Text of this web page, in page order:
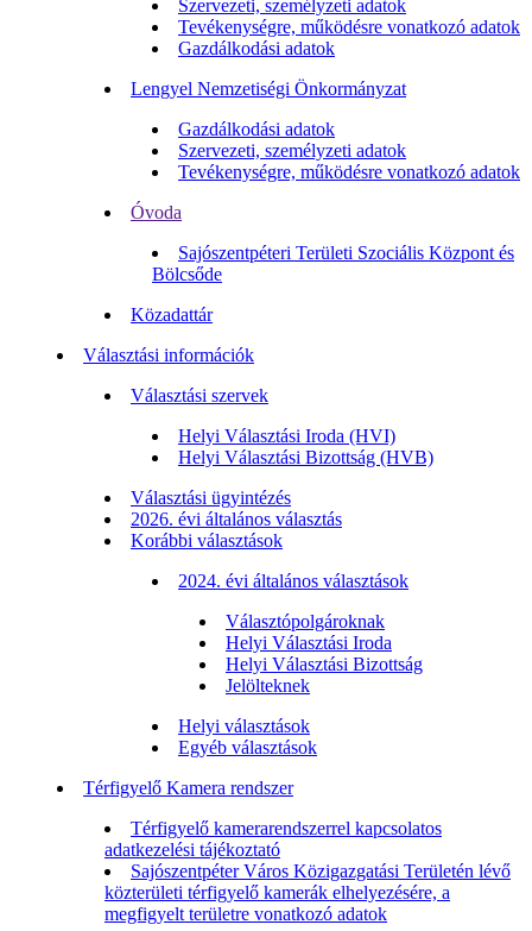
Szervezeti, személyzeti adatok
Tevékenységre, működésre vonatkozó adatok
Gazdálkodási adatok
Lengyel Nemzetiségi Önkormányzat
Gazdálkodási adatok
Szervezeti, személyzeti adatok
Tevékenységre, működésre vonatkozó adatok
Óvoda
Sajószentpéteri Területi Szociális Központ és
Bölcsőde
Közadattár
Választási információk
Választási szervek
Helyi Választási Iroda (HVI)
Helyi Választási Bizottság (HVB)
Választási ügyintézés
2026. évi általános választás
Korábbi választások
2024. évi általános választások
Választópolgároknak
Helyi Választási Iroda
Helyi Választási Bizottság
Jelölteknek
Helyi választások
Egyéb választások
Térfigyelő Kamera rendszer
Térfigyelő kamerarendszerrel kapcsolatos
adatkezelési tájékoztató
Sajószentpéter Város Közigazgatási Területén lévő
közterületi térfigyelő kamerák elhelyezésére, a
megfigyelt területre vonatkozó adatok